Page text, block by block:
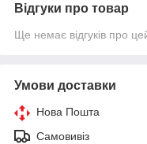
Відгуки про товар
Ще немає відгуків про
Умови доставки
Нова Пошта
Самовивіз